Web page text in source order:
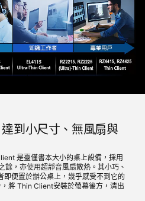
到小尺寸、無風扇與
是臺僅書本大小的桌上設備，採用
餘，亦使用超靜音風扇散熱。其小巧、
即便置於辦公桌上，幾乎感受不到它的
將 Thin Client安裝於螢幕後方，清出